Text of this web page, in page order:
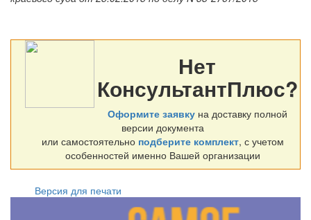
Нет
КонсультантПлюс?
Оформите заявкуна доставку полной
версии документа
или самостоятельно подберите комплект, с учетом
особенностей именно Вашей организации
Версия для печати